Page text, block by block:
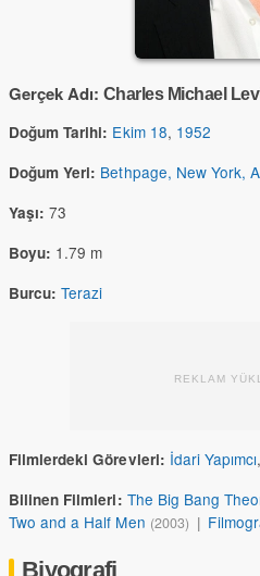
Gerçek Adı: Charles Michael
Doğum Tarihi: Ekim 18, 1952
Doğum Yeri: Bethpage, New York,
Yaşı: 73
Boyu: 1.79 m
Burcu: Terazi
REKLAM
Filmlerdeki Görevleri: İdari Yapımcı
Bilinen Filmleri: The Big Bang
Two and a Half Men (2003) |
Biyografi